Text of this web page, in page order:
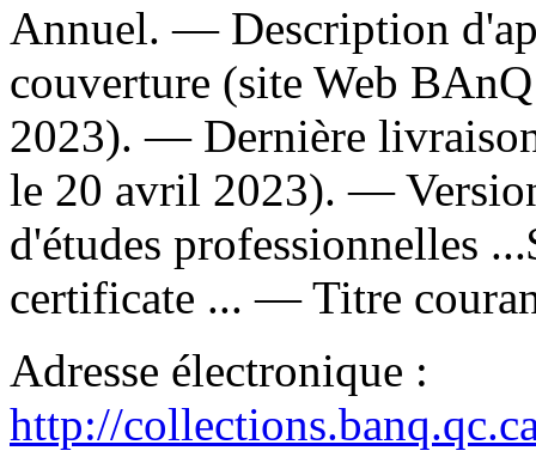
Annuel. — Description
couverture (site Web
2023). — Dernière
le 20 avril 2023). —
d'études professionnelles
certificate ... —Titre
Adresse électronique :
http://